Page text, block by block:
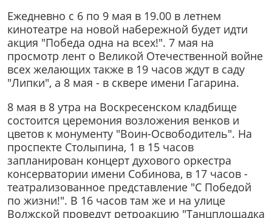
Ежедневно с 6 по 9 мая в 19.00 в летнем
кинотеатре на новой набережной будет идти
акция "Победа одна на всех!". 7 мая на
просмотр лент о Великой Отечественной войне
всех желающих также в 19 часов ждут в саду
"Липки", а 8 мая - в сквере имени Гагарина.
8 мая в 8 утра на Воскресенском кладбище
состоится церемония возложения венков и
цветов к монументу "Воин-Освободитель". На
проспекте Столыпина, 1 в 15 часов
запланирован концерт духового оркестра
консерватории имени Собинова, в 17 часов -
театрализованное представление "С Победой
по жизни!". В 16 часов там же и на улице
Волжской проведут ретроакцию "Танцплощадка